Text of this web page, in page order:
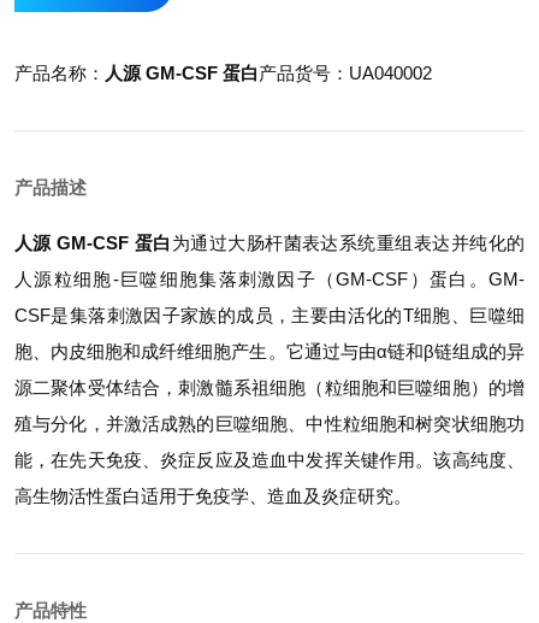
产品名称： 人源 GM-CSF 蛋白产品货号：UA040002
产品描述
人源 GM-CSF 蛋白 为通过大肠杆菌表达系统重组表达并纯化的
人源粒细胞-巨噬细胞集落刺激因子（GM-CSF）蛋白。GM-
CSF是集落刺激因子家族的成员，主要由活化的T细胞、巨噬细
胞、内皮细胞和成纤维细胞产生。它通过与由α链和β链组成的异
源二聚体受体结合，刺激髓系祖细胞（粒细胞和巨噬细胞）的增
殖与分化，并激活成熟的巨噬细胞、中性粒细胞和树突状细胞功
能，在先天免疫、炎症反应及造血中发挥关键作用。该高纯度、
高生物活性蛋白适用于免疫学、造血及炎症研究。
产品特性